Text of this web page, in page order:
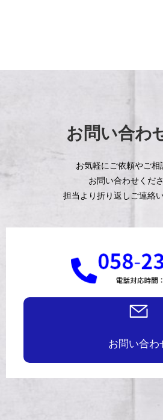
お問い合わ
お気軽にご依頼やご相
お問い合わせくださ
担当より折り返しご連絡
お問い合わ